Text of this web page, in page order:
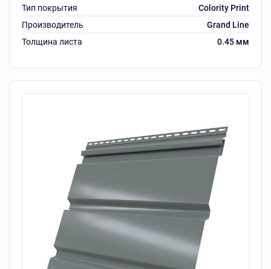
Тип покрытия
Colority Print
Производитель
Grand Line
Толщина листа
0.45 мм